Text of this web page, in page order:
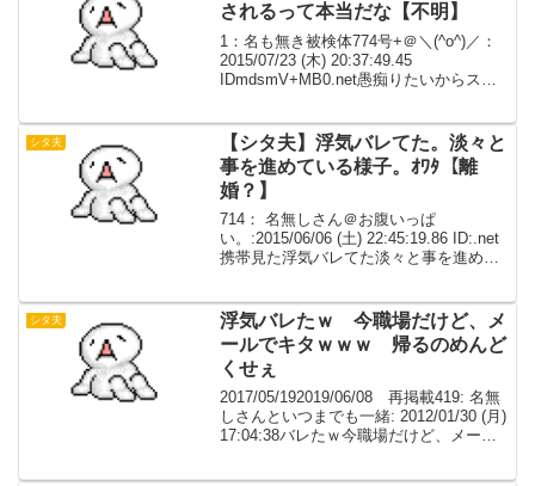
されるって本当だな【不明】
1：名も無き被検体774号+＠＼(^o^)／：
2015/07/23 (木) 20:37:49.45
IDmdsmV+MB0.net愚痴りたいからスレ
シタ夫
【シタ夫】浮気バレてた。淡々と
事を進めている様子。ｵﾜﾀ【離
婚？】
714： 名無しさん＠お腹いっぱ
い。:2015/06/06 (土) 22:45:19.86 ID:.net
携帯見た浮気バレてた淡々と事を進めて
シタ夫
浮気バレたｗ 今職場だけど、メ
ールでキタｗｗｗ 帰るのめんど
くせぇ
2017/05/192019/06/08 再掲載419: 名無
しさんといつまでも一緒: 2012/01/30 (月)
17:04:38バレたｗ今職場だけど、メール